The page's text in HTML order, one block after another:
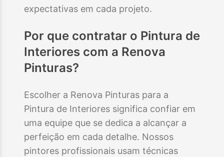
expectativas em cada projeto.
Por que contratar o Pintura de
Interiores com a Renova
Pinturas?
Escolher a Renova Pinturas para a
Pintura de Interiores significa confiar em
uma equipe que se dedica a alcançar a
perfeição em cada detalhe. Nossos
pintores profissionais usam técnicas